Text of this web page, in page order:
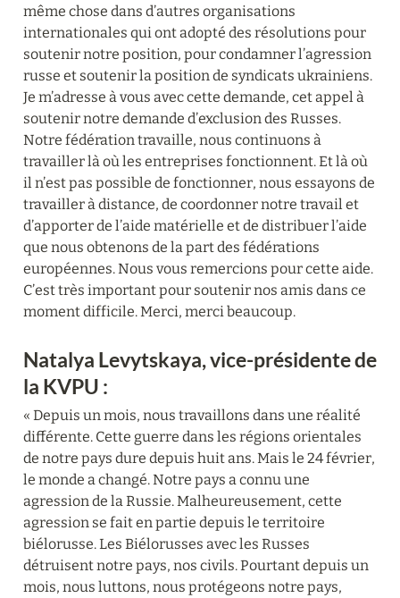
même chose dans d’autres organisations
internationales qui ont adopté des résolutions pour
soutenir notre position, pour condamner l’agression
russe et soutenir la position de syndicats ukrainiens.
Je m’adresse à vous avec cette demande, cet appel à
soutenir notre demande d’exclusion des Russes.
Notre fédération travaille, nous continuons à
travailler là où les entreprises fonctionnent. Et là où
il n’est pas possible de fonctionner, nous essayons de
travailler à distance, de coordonner notre travail et
d’apporter de l’aide matérielle et de distribuer l’aide
que nous obtenons de la part des fédérations
européennes. Nous vous remercions pour cette aide.
C’est très important pour soutenir nos amis dans ce
moment difficile. Merci, merci beaucoup.
Natalya Levytskaya, vice-présidente de
la KVPU :
« Depuis un mois, nous travaillons dans une réalité
différente. Cette guerre dans les régions orientales
de notre pays dure depuis huit ans. Mais le 24 février,
le monde a changé. Notre pays a connu une
agression de la Russie. Malheureusement, cette
agression se fait en partie depuis le territoire
biélorusse. Les Biélorusses avec les Russes
détruisent notre pays, nos civils. Pourtant depuis un
mois, nous luttons, nous protégeons notre pays,